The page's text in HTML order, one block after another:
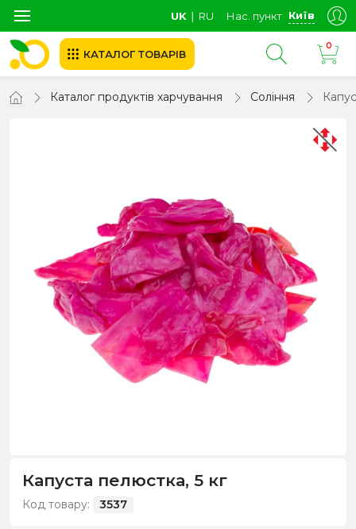
UK ∣ RU Нас. пункт Київ
КАТАЛОГ ТОВАРІВ
0
Каталог продуктів харчування Соління
Капуста пелюстка, 5 кг
Код товару: 3537